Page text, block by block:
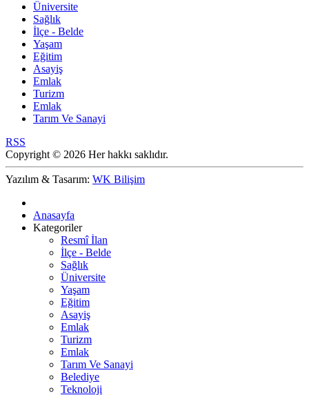
Üniversite
Sağlık
İlçe - Belde
Yaşam
Eğitim
Asayiş
Emlak
Turizm
Emlak
Tarım Ve Sanayi
RSS
Copyright © 2026 Her hakkı saklıdır.
Yazılım & Tasarım: WK Bilişim
Anasayfa
Kategoriler
Resmî İlan
İlçe - Belde
Sağlık
Üniversite
Yaşam
Eğitim
Asayiş
Emlak
Turizm
Emlak
Tarım Ve Sanayi
Belediye
Teknoloji